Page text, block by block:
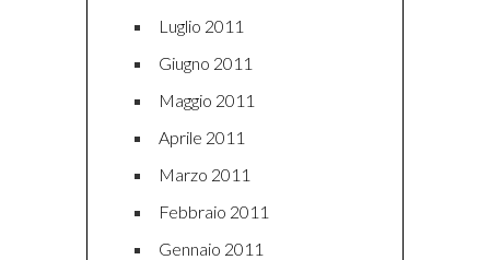
Luglio 2011
Giugno 2011
Maggio 2011
Aprile 2011
Marzo 2011
Febbraio 2011
Gennaio 2011